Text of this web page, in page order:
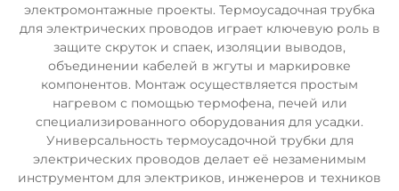
электромонтажные проекты. Термоусадочная трубка
для электрических проводов играет ключевую роль в
защите скруток и спаек, изоляции выводов,
объединении кабелей в жгуты и маркировке
компонентов. Монтаж осуществляется простым
нагревом с помощью термофена, печей или
специализированного оборудования для усадки.
Универсальность термоусадочной трубки для
электрических проводов делает её незаменимым
инструментом для электриков, инженеров и техников